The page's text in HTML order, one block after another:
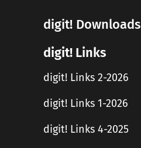
digit! Downloads
digit! Links
digit! Links 2-2026
digit! Links 1-2026
digit! Links 4-2025